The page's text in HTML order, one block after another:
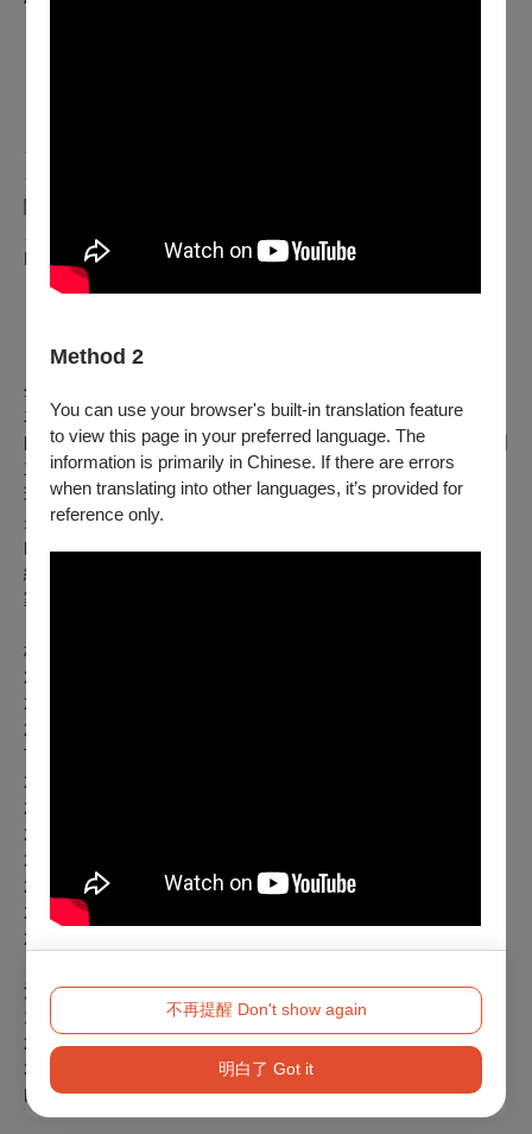
Method 2
You can use your browser's built-in translation feature
to view this page in your preferred language. The
information is primarily in Chinese. If there are errors
when translating into other languages, it’s provided for
reference only.
不再提醒 Don't show again
明白了 Got it
★演出長度約85分鐘（含中場休息15分鐘）
★主辦單位保有最終修改、變更及取消本節目之權利，若有相
關異動將公告於國立中央大學校友管樂團臉書粉絲專頁，恕不
https://www.facebook.com/NCUWindAlumni
黃瑀萌身兼薩克斯風演奏家、樂團指揮以及編曲家。音樂
生涯啟蒙自師大附中管樂隊，擔任薩克斯風首席；中央大學土
木系畢業後，考取交通大學音樂研究所演奏組，師事蔡佳修老
師。樂團指揮啟蒙於NSO小號副首席吳建銘老師，曾經帶領國
立師大附中以及國立中央大學管樂社獲得台灣音樂比賽特優，
現為中央大學管樂社指導老師、新竹市立管樂團助理指揮、中
央大學校友管樂團指揮。大學時期始將管弦作品改編為管樂編
曲。擔任新竹市立管樂團助理指揮期間，更多次接受樂團委託
編曲與創作，成為國內少數具備演奏、指揮、編曲專業的音樂
家。
校友團歷年音樂會：
2017.11.26 創團音樂會《1:25的青春》
2018.06.02 夏季音樂會《Dancing in the Wind》
2018.12.01 冬季音樂會《聽見世界的心跳 Every Breath You
Take》
2019.05.04 臺南管樂藝術季
2019.11.03 冬季音樂會《三五好友 Listen to Me!》
2020.11.28 冬季音樂會《憶》
2022.12.03 冬季音樂會《世界之韻》
2023.12.23 冬季音樂會《Back to 1954》
2024.09.22 年度音樂會《戰爭與和平》
2025.09.06 年度音樂會《歐洲之聲》
注意事項：
1. 本場次同步錄影。
2. 退換票請於10天前至兩廳院售票口辦理。
3. 最新資訊請至國立中央大學校友管樂團臉書粉絲專頁查看。
https://www.facebook.com/NCUWindAlumni/